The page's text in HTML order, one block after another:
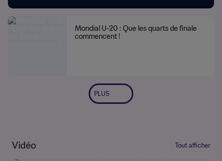
Mondial U-20 : Que les quarts de finale
commencent !
PLUS
Vidéo Tout afficher